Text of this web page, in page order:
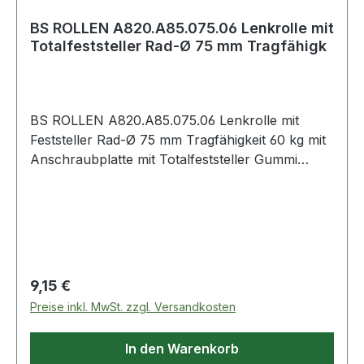
BS ROLLEN A820.A85.075.06 Lenkrolle mit
Totalfeststeller Rad-Ø 75 mm Tragfähigk
BS ROLLEN A820.A85.075.06 Lenkrolle mit
Feststeller Rad-Ø 75 mm Tragfähigkeit 60 kg mit
Anschraubplatte mit Totalfeststeller Gummi
Rollwiderstand · sehr hohe
Verschleißbeständigkeit · mit
PlattenbefestigungWeitere technische
Eigenschaften:· Oberfläche Gehäuse: schwarz·
Schraubloch-Ø: 6,3mm·
Regulärer Preis:
9,15 €
Preise inkl. MwSt. zzgl. Versandkosten
In den Warenkorb